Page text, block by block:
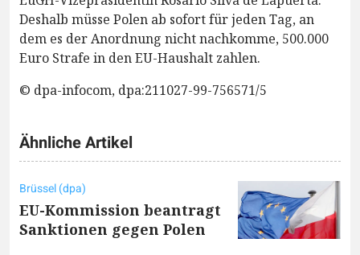
Deshalb müsse Polen ab sofort für jeden Tag, an
dem es der Anordnung nicht nachkomme, 500.000
Euro Strafe in den EU-Haushalt zahlen.
© dpa-infocom, dpa:211027-99-756571/5
Ähnliche Artikel
Brüssel (dpa)
EU-Kommission beantragt
Sanktionen gegen Polen